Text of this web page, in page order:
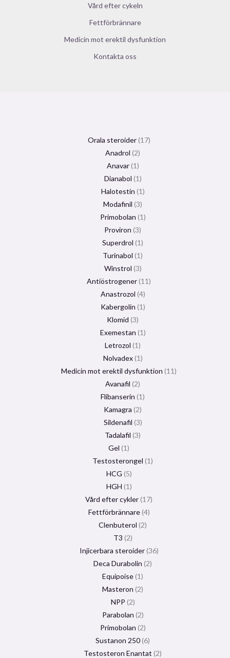
Vård efter cykeln
Fettförbrännare
Medicin mot erektil dysfunktion
Kontakta oss
Orala steroider 17
Anadrol 2
Anavar 1
Dianabol 1
Halotestin 1
Modafinil 3
Primobolan 1
Proviron 3
Superdrol 1
Turinabol 1
Winstrol 3
Antiöstrogener 11
Anastrozol 4
Kabergolin 1
Klomid 3
Exemestan 1
Letrozol 1
Nolvadex 1
Medicin mot erektil dysfunktion 11
Avanafil 2
Flibanserin 1
Kamagra 2
Sildenafil 3
Tadalafil 3
Gel 1
Testosterongel 1
HCG 5
HGH 1
Vård efter cykler 17
Fettförbrännare 4
Clenbuterol 2
T3 2
Injicerbara steroider 36
Deca Durabolin 2
Equipoise 1
Masteron 2
NPP 2
Parabolan 2
Primobolan 2
Sustanon 250 6
Testosteron Enantat 2